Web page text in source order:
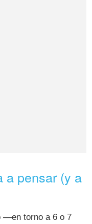
a pensar (y a
—en torno a 6 o 7